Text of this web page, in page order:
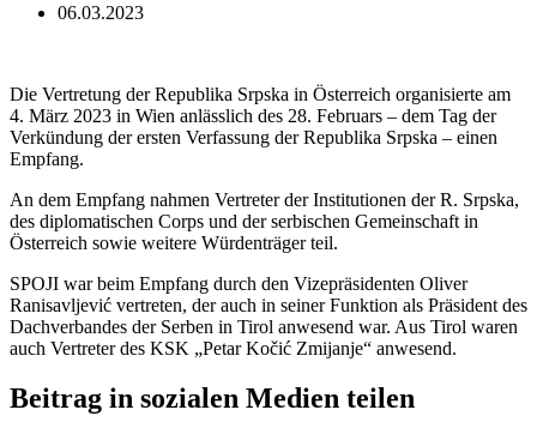
06.03.2023
Die Vertretung der Republika Srpska in Österreich organisierte am
4. März 2023 in Wien anlässlich des 28. Februars – dem Tag der
Verkündung der ersten Verfassung der Republika Srpska – einen
Empfang.
An dem Empfang nahmen Vertreter der Institutionen der R. Srpska,
des diplomatischen Corps und der serbischen Gemeinschaft in
Österreich sowie weitere Würdenträger teil.
SPOJI war beim Empfang durch den Vizepräsidenten Oliver
Ranisavljević vertreten, der auch in seiner Funktion als Präsident des
Dachverbandes der Serben in Tirol anwesend war. Aus Tirol waren
auch Vertreter des KSK „Petar Kočić Zmijanje“ anwesend.
Beitrag in sozialen Medien teilen